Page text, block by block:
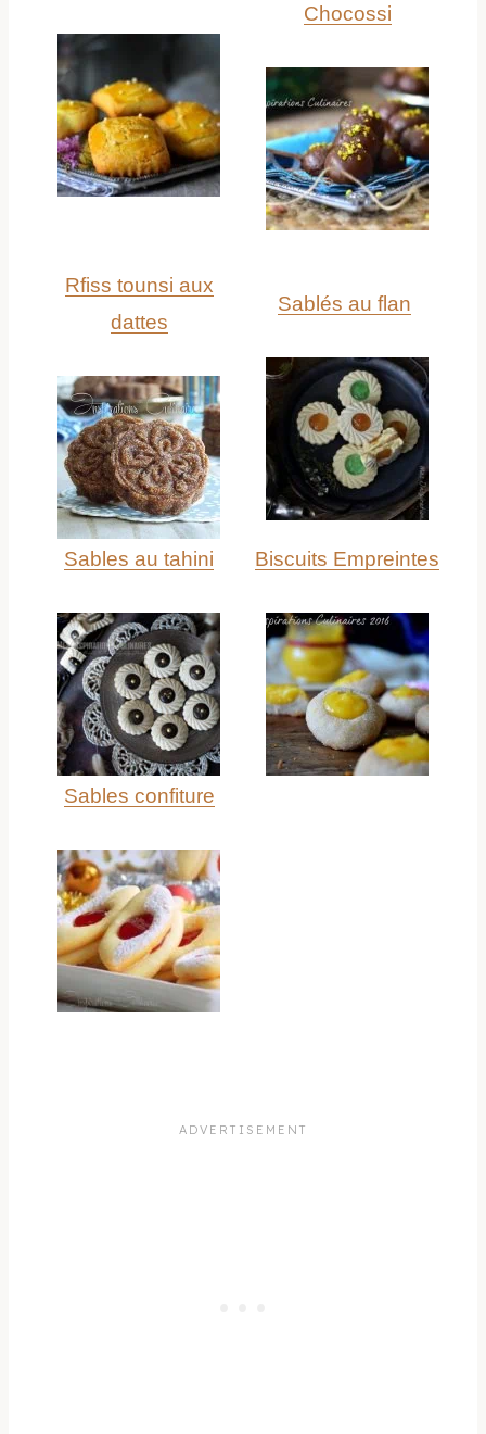
Chocossi
Rfiss tounsi aux
dattes
Sablés au flan
Sables au tahini Biscuits Empreintes
Sables confiture